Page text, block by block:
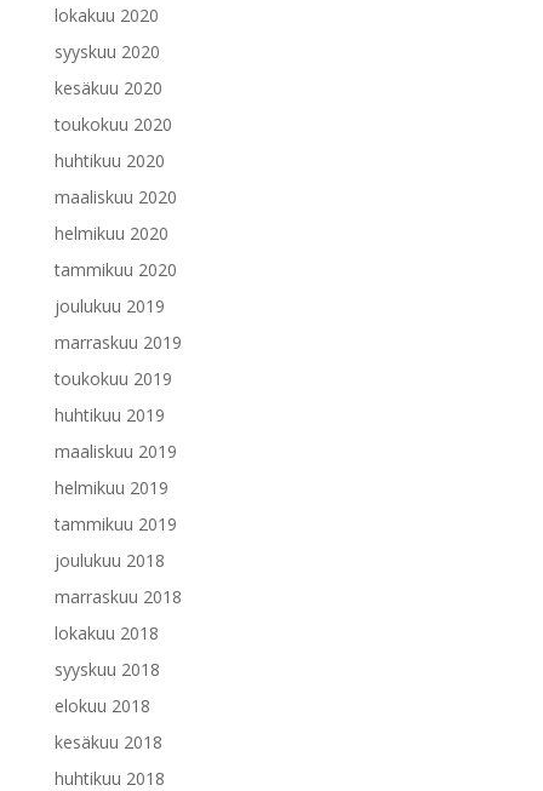
lokakuu 2020
syyskuu 2020
kesäkuu 2020
toukokuu 2020
huhtikuu 2020
maaliskuu 2020
helmikuu 2020
tammikuu 2020
joulukuu 2019
marraskuu 2019
toukokuu 2019
huhtikuu 2019
maaliskuu 2019
helmikuu 2019
tammikuu 2019
joulukuu 2018
marraskuu 2018
lokakuu 2018
syyskuu 2018
elokuu 2018
kesäkuu 2018
huhtikuu 2018